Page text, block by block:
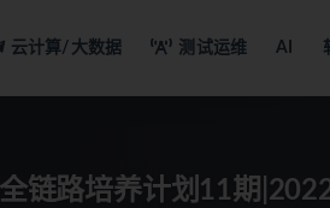
云计算/大数据 测试运维 AI
链路培养计划11期